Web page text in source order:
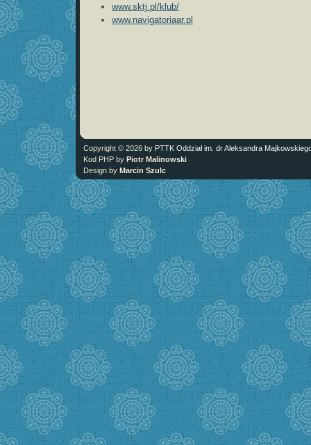
www.sktj.pl/klub/
www.navigatoriaar.pl
Copyright © 2026 by PTTK Oddział im. dr Aleksandra
Kod PHP by Piotr Malinowski
Design by Marcin Szulc